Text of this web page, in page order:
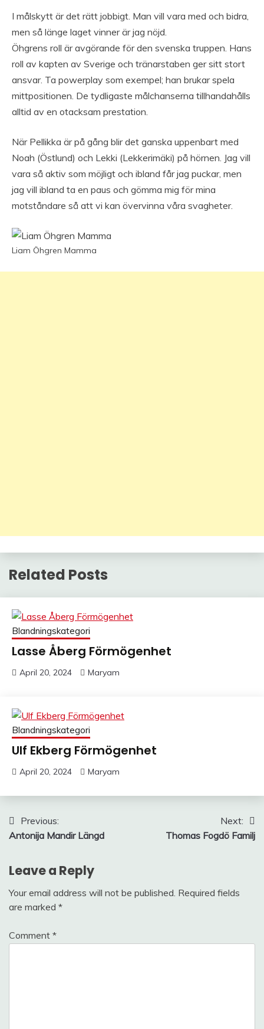
I målskytt är det rätt jobbigt. Man vill vara med och bidra,
men så länge laget vinner är jag nöjd.
Öhgrens roll är avgörande för den svenska truppen. Hans
roll av kapten av Sverige och tränarstaben ger sitt stort
ansvar. Ta powerplay som exempel; han brukar spela
mittpositionen. De tydligaste målchanserna tillhandahålls
alltid av en otacksam prestation.
När Pellikka är på gång blir det ganska uppenbart med
Noah (Östlund) och Lekki (Lekkerimäki) på hörnen. Jag vill
vara så aktiv som möjligt och ibland får jag puckar, men
jag vill ibland ta en paus och gömma mig för mina
motståndare så att vi kan övervinna våra svagheter.
Liam Öhgren Mamma
Related Posts
Blandningskategori
Lasse Åberg Förmögenhet
April 20, 2024 Maryam
Blandningskategori
Ulf Ekberg Förmögenhet
April 20, 2024 Maryam
Post
navigation
Previous:
Antonija Mandir Längd
Next:
Thomas Fogdö Familj
Leave a Reply
Your email address will not be published. Required fields
are marked *
Comment *